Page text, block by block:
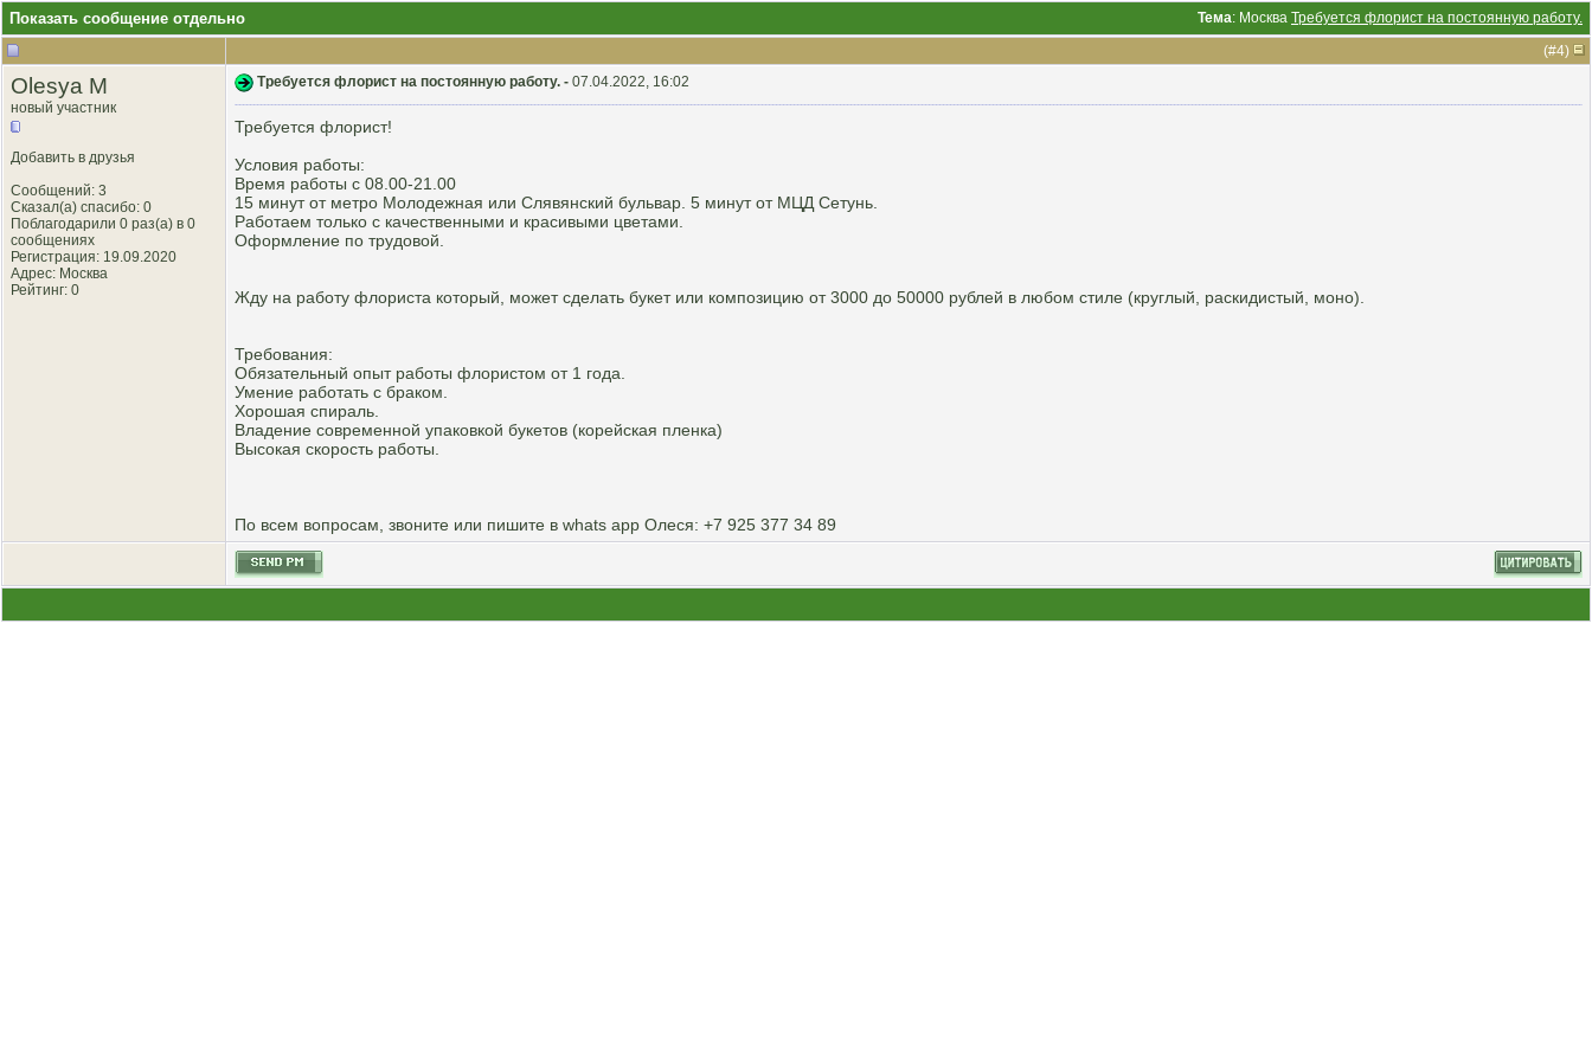
Тема: Москва Требуется флорист на постоянную работу.
Показать сообщение отдельно
(#4)
Olesya M
новый участник
Добавить в друзья
Сообщений: 3
Сказал(а) спасибо: 0
Поблагодарили 0 раз(а) в 0
сообщениях
Регистрация: 19.09.2020
Адрес: Москва
Рейтинг: 0
Требуется флорист на постоянную работу. - 07.04.2022, 16:02
Требуется флорист!
Условия работы:
Время работы с 08.00-21.00
15 минут от метро Молодежная или Слявянский бульвар. 5 минут от МЦД Сетунь.
Работаем только с качественными и красивыми цветами.
Оформление по трудовой.
Жду на работу флориста который, может сделать букет или композицию от 3000 до 50000 рублей в любом стиле (круглый, раскидистый, моно).
Требования:
Обязательный опыт работы флористом от 1 года.
Умение работать с браком.
Хорошая спираль.
Владение современной упаковкой букетов (корейская пленка)
Высокая скорость работы.
По всем вопросам, звоните или пишите в whats app Олеся: +7 925 377 34 89